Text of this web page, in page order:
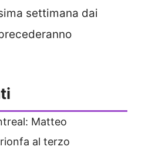
settimana dai
Matteo
al terzo